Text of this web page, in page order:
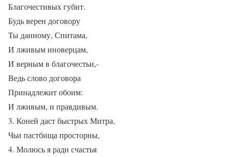
Благочестивых губит.
Будь верен договору
Ты данному, Спитама,
И лживым иноверцам,
И верным в благочестьи,-
Ведь слово договора
Принадлежит обоим:
И лживым, и правдивым.
3. Коней даст быстрых Митра,
Чьи пастбища просторны,
4. Молюсь я ради счастья